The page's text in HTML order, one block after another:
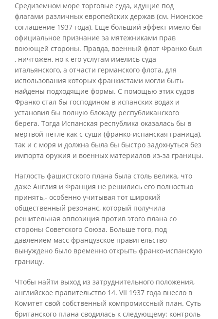
Средиземном море торговые суда, идущие под
флагами различных европейских держав (см. Нионское
соглашение 1937 года). Ещё больший эффект имело бы
официальное признание за мятежниками прав
воюющей стороны. Правда, военный флот Франко был
, ничтожен, но к его услугам имелись суда
итальянского, а отчасти германского флота, для
использования которых франкистами могли быть
найдены подходящие формы. С помощью этих судов
Франко стал бы господином в испанских водах и
установил бы полную блокаду республиканского
берега. Тогда Испанская республика оказалась бы в
мёртвой петле как с суши (франко-испанская граница),
так и с моря и должна была бы быстро задохнуться без
импорта оружия и военных материалов из-за границы.
Наглость фашистского плана была столь велика, что
даже Англия и Франция не решились его полностью
принять,- особенно учитывая тот широкий
общественный резонанс, который получила
решительная оппозиция против этого плана со
стороны Советского Союза. Больше того, под
давлением масс французское правительство
вынуждено было временно открыть франко-испанскую
границу.
Чтобы найти выход из затруднительного положения,
английское правительство 14. VII 1937 года внесло в
Комитет свой собственный компромиссный план. Суть
британского плана сводилась к следующему: контроль